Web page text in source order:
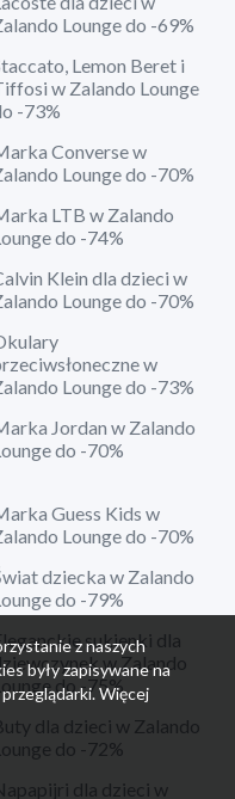
Lounge do -69%
Lemon Beret i
w Zalando Lounge
-73%
Converse w
Lounge do -70%
LTB w Zalando
do -74%
Klein dla dzieci w
Lounge do -70%
w
Lounge do -73%
Jordan w Zalando
do -70%
Guess Kids w
Lounge do -70%
dziecka w Zalando
do -79%
sukienki dla
w Zalando
do -75%
dla dzieci w Zalando
do -72%
dla dzieci w
z naszych
były zapisywane na
Więcej